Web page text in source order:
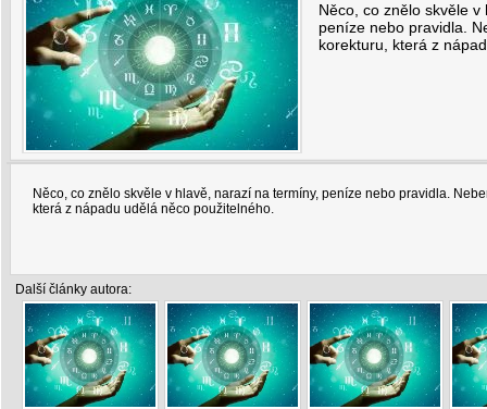
Něco, co znělo skvěle
peníze nebo pravidla.
korekturu, která z
Něco, co znělo skvěle v hlavě, narazí na termíny, peníze nebo pravidla.
která z nápadu udělá něco použitelného.
Další články autora: